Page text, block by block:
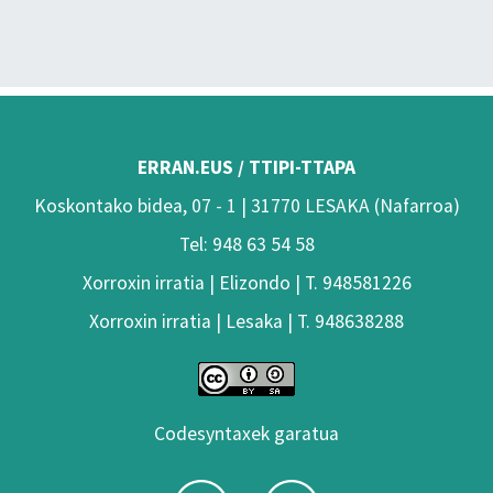
ERRAN.EUS / TTIPI-TTAPA
Koskontako bidea, 07 - 1 | 31770 LESAKA (Nafarroa)
Tel: 948 63 54 58
Xorroxin irratia | Elizondo | T. 948581226
Xorroxin irratia | Lesaka | T. 948638288
Codesyntaxek garatua